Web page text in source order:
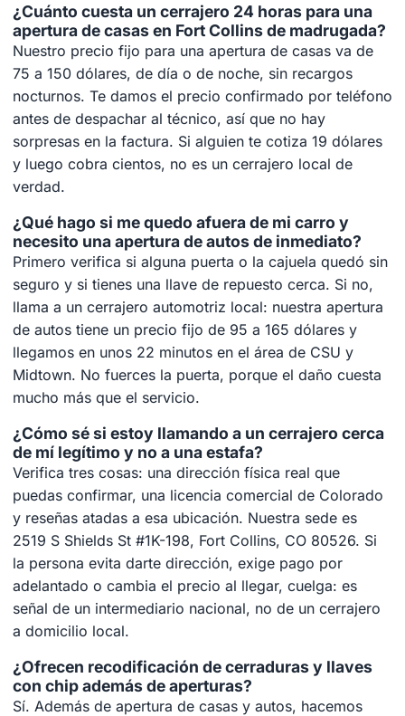
¿Cuánto cuesta un cerrajero 24 horas para una
apertura de casas en Fort Collins de madrugada?
Nuestro precio fijo para una apertura de casas va de
75 a 150 dólares, de día o de noche, sin recargos
nocturnos. Te damos el precio confirmado por teléfono
antes de despachar al técnico, así que no hay
sorpresas en la factura. Si alguien te cotiza 19 dólares
y luego cobra cientos, no es un cerrajero local de
verdad.
¿Qué hago si me quedo afuera de mi carro y
necesito una apertura de autos de inmediato?
Primero verifica si alguna puerta o la cajuela quedó sin
seguro y si tienes una llave de repuesto cerca. Si no,
llama a un cerrajero automotriz local: nuestra apertura
de autos tiene un precio fijo de 95 a 165 dólares y
llegamos en unos 22 minutos en el área de CSU y
Midtown. No fuerces la puerta, porque el daño cuesta
mucho más que el servicio.
¿Cómo sé si estoy llamando a un cerrajero cerca
de mí legítimo y no a una estafa?
Verifica tres cosas: una dirección física real que
puedas confirmar, una licencia comercial de Colorado
y reseñas atadas a esa ubicación. Nuestra sede es
2519 S Shields St #1K-198, Fort Collins, CO 80526. Si
la persona evita darte dirección, exige pago por
adelantado o cambia el precio al llegar, cuelga: es
señal de un intermediario nacional, no de un cerrajero
a domicilio local.
¿Ofrecen recodificación de cerraduras y llaves
con chip además de aperturas?
Sí. Además de apertura de casas y autos, hacemos